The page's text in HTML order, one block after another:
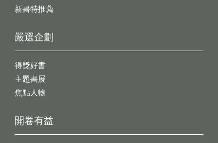
新書特推薦
開卷有益
嚴選企劃
得獎好書
主題書展
焦點人物